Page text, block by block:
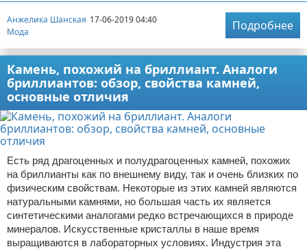
Анжелика Шанская 17-06-2019 04:40
Мода
Подробнее
Камень, похожий на бриллиант. Аналоги
бриллиантов: обзор, свойства камней,
основные отличия
Есть ряд драгоценных и полудрагоценных камней, похожих
на бриллианты как по внешнему виду, так и очень близких по
физическим свойствам. Некоторые из этих камней являются
натуральными камнями, но большая часть их является
синтетическими аналогами редко встречающихся в природе
минералов. Искусственные кристаллы в наше время
выращиваются в лабораторных условиях. Индустрия эта